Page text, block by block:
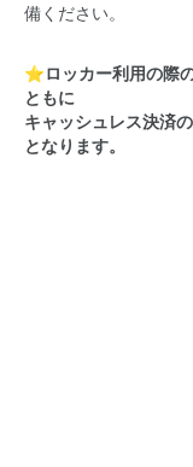
備ください。
⭐︎ロッカー利用の際
ともに
キャッシュレス決済
となります。